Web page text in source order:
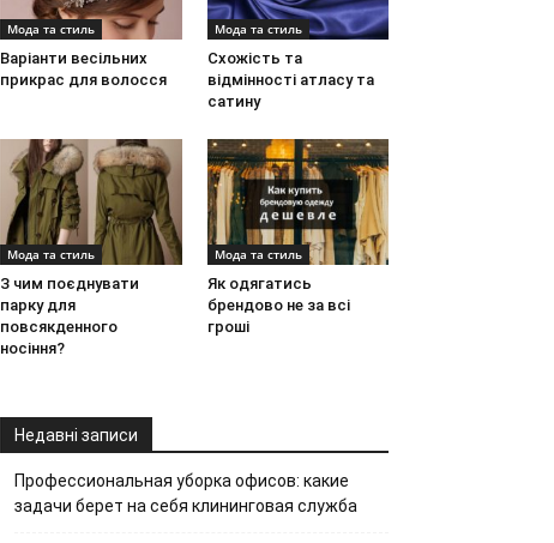
Мода та стиль
Варіанти весільних
прикрас для волосся
Мода та стиль
Схожість та
відмінності атласу та
сатину
Мода та стиль
З чим поєднувати
парку для
повсякденного
носіння?
Мода та стиль
Як одягатись
брендово не за всі
гроші
Недавні записи
Профессиональная уборка офисов: какие
задачи берет на себя клининговая служба